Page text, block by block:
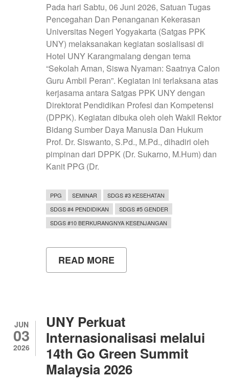
Pada hari Sabtu, 06 Juni 2026, Satuan Tugas
Pencegahan Dan Penanganan Kekerasan
Universitas Negeri Yogyakarta (Satgas PPK
UNY) melaksanakan kegiatan sosialisasi di
Hotel UNY Karangmalang dengan tema
“Sekolah Aman, Siswa Nyaman: Saatnya Calon
Guru Ambil Peran”. Kegiatan ini terlaksana atas
kerjasama antara Satgas PPK UNY dengan
Direktorat Pendidikan Profesi dan Kompetensi
(DPPK). Kegiatan dibuka oleh oleh Wakil Rektor
Bidang Sumber Daya Manusia Dan Hukum
Prof. Dr. Siswanto, S.Pd., M.Pd., dihadiri oleh
pimpinan dari DPPK (Dr. Sukarno, M.Hum) dan
Kanit PPG (Dr.
PPG SEMINAR
SDGS #3 KESEHATAN
SDGS #4 PENDIDIKAN
SDGS #5 GENDER
SDGS #10 BERKURANGNYA KESENJANGAN
READ MORE
SOSIALISASI
BAGI
MAHASISWA
PROGRAM
PROFESI
GURU
UNIVERSITAS
NEGERI
JUN
03
2026
UNY Perkuat
Internasionalisasi melalui
14th Go Green Summit
Malaysia 2026